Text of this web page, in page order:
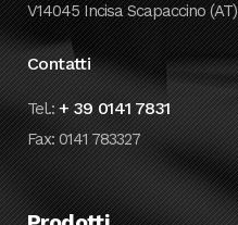
V14045 Incisa Scapaccino (AT)
Contatti
Tel.:+ 39 0141 7831
Fax: 0141 783327